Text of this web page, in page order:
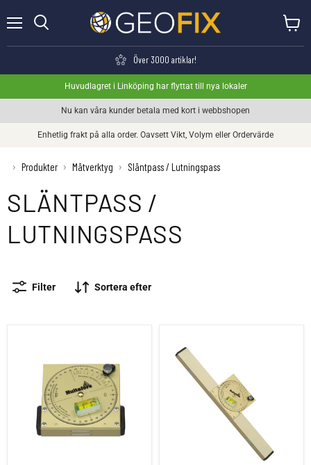
Över 3000 artiklar!
Huvudlagret i Linköping har flyttat till nya lokaler
Nu kan våra kunder betala med kort i webbshopen
Enhetlig frakt på alla order. Oavsett Vikt, Volym eller Ordervärde
› Produkter › Mätverktyg › Släntpass / Lutningspass
SLÄNTPASS /
LUTNINGSPASS
Filter Sortera efter